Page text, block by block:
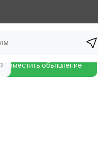
Разместить объявление